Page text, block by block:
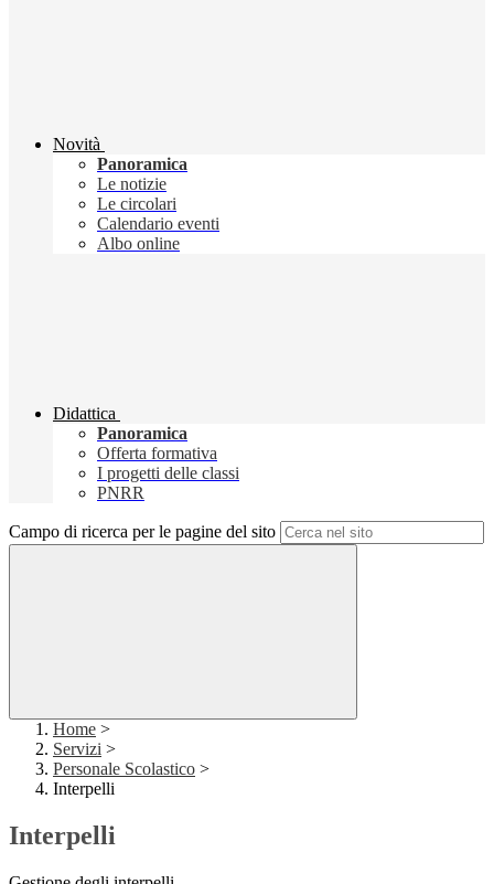
Novità
Panoramica
Le notizie
Le circolari
Calendario eventi
Albo online
Didattica
Panoramica
Offerta formativa
I progetti delle classi
PNRR
Campo di ricerca per le pagine del sito
Home >
Servizi >
Personale Scolastico >
Interpelli
Interpelli